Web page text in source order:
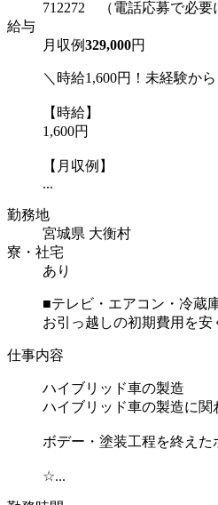
712272 （電話応募で必要
給与
月収例329,000円
＼時給1,600円！未経験か
【時給】
1,600円
【月収例】
...
勤務地
宮城県 大衡村
寮・社宅
あり
■テレビ・エアコン・冷蔵
お引っ越しの初期費用を安
仕事内容
ハイブリッド車の製造
ハイブリッド車の製造に関
ボデー・塗装工程を終え
☆...